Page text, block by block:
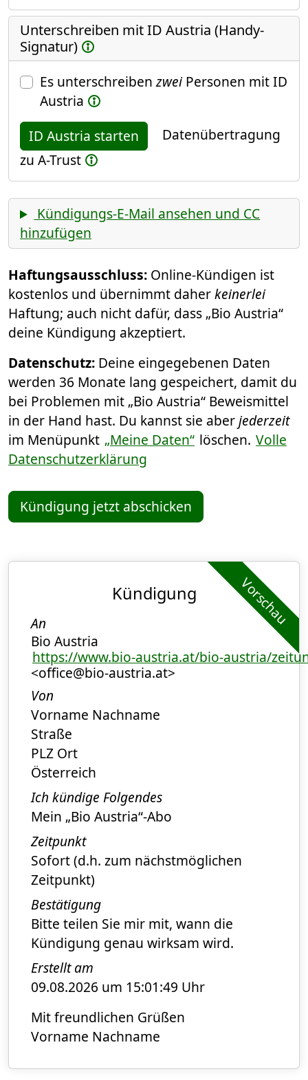
Unterschreiben mit ID Austria (Handy-
Signatur)
Es unterschreibenzweiPersonen mit ID
Austria
ID Austria starten
Datenübertragung
zu A-Trust
Kündigungs-E-Mail ansehen und CC
hinzufügen
Haftungsausschluss: Online-Kündigen ist
kostenlos und übernimmt daherkeinerlei
Haftung; auch nicht dafür, dass „Bio Austria“
deine Kündigung akzeptiert.
Datenschutz: Deine eingegebenen Daten
werden 36 Monate lang gespeichert, damit du
bei Problemen mit „Bio Austria“ Beweismittel
in der Hand hast. Du kannst sie aberjederzeit
im Menüpunkt „Meine Daten“ löschen. Volle
Datenschutzerklärung
Kündigung jetzt abschicken
Vorschau
Kündigung
An
Bio Austria
https://www.bio-austria.at/bio-austria/
<office@bio-austria.at>
Von
Vorname Nachname
Straße
PLZ Ort
Österreich
Ich kündige Folgendes
Mein „Bio Austria“-Abo
Zeitpunkt
Sofort (d.h. zum nächstmöglichen
Zeitpunkt)
Bestätigung
Bitte teilen Sie mir mit, wann die
Kündigung genau wirksam wird.
Erstellt am
09.08.2026 um 15:01:49 Uhr
Mit freundlichen Grüßen
Vorname Nachname